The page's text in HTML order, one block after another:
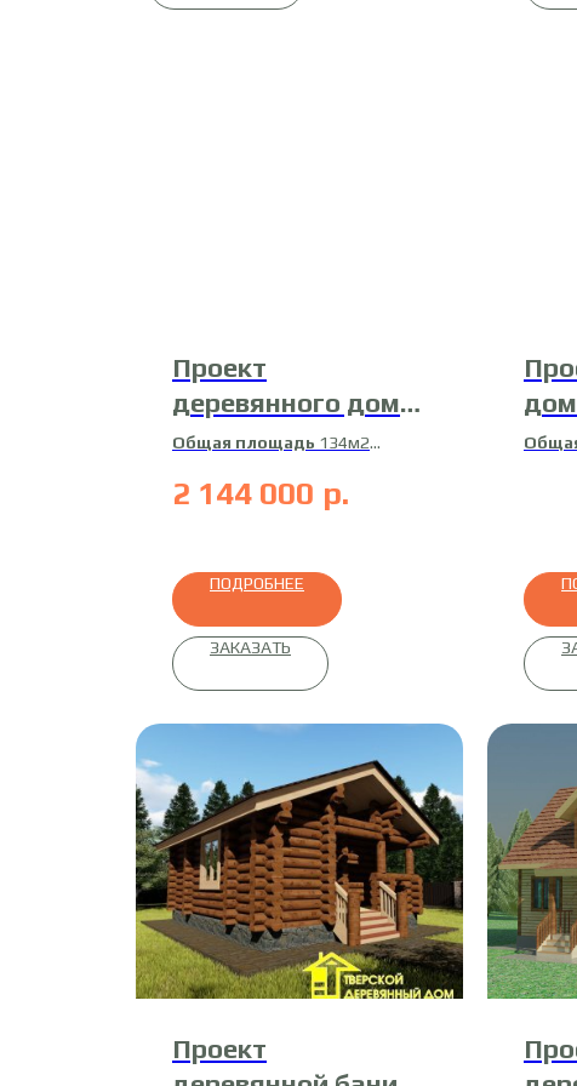
Проект
деревянного дома
21-Д-1
Общая площадь 134м2
Материалпрофилированный
2 144 000 р.
ПОДРОБНЕЕ
ЗАКАЗАТЬ
Проект